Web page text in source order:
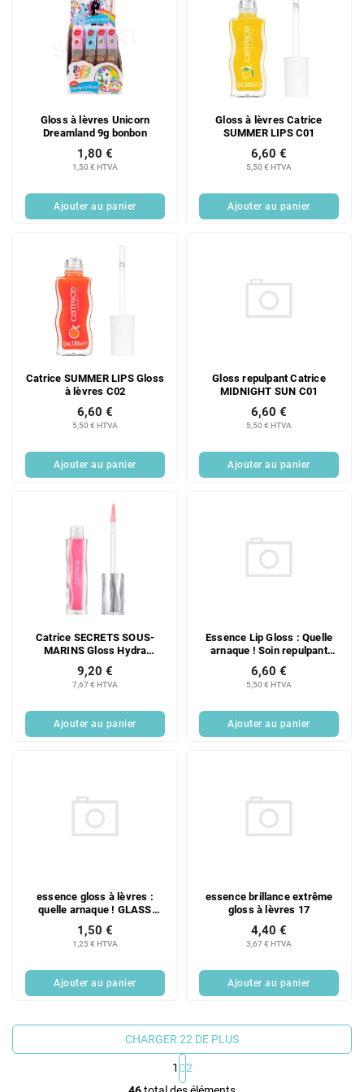
Gloss à lèvres Unicorn
Dreamland 9g bonbon
1,50 € HTVA
1,80 €
Ajouter au panier
Gloss à lèvres Catrice
SUMMER LIPS C01
5,50 € HTVA
6,60 €
Ajouter au panier
Catrice SUMMER LIPS Gloss
à lèvres C02
5,50 € HTVA
6,60 €
Ajouter au panier
Gloss repulpant Catrice
MIDNIGHT SUN C01
5,50 € HTVA
6,60 €
Ajouter au panier
Catrice SECRETS SOUS-
MARINS Gloss Hydra
Brillance CO2
7,67 € HTVA
9,20 €
Ajouter au panier
Essence Lip Gloss : Quelle
arnaque ! Soin repulpant
5,50 € HTVA
6,60 €
Ajouter au panier
essence gloss à lèvres :
quelle arnaque ! GLASS
1,25 € HTVA
1,50 €
Ajouter au panier
essence brillance extrême
gloss à lèvres 17
3,67 € HTVA
4,40 €
Ajouter au panier
C
CHARGER 22 DE PLUS
1
2